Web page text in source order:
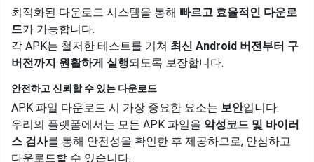
최적화된 다운로드 시스템을 통해 빠르고 효율적인 다운로
드가 가능합니다.
각 APK는 철저한 테스트를 거쳐 최신 Android 버전부터 구
버전까지 원활하게 실행되도록 보장합니다.
안전하고 신뢰할 수 있는 다운로드
APK 파일 다운로드 시 가장 중요한 요소는 보안입니다.
우리의 플랫폼에서는 모든 APK 파일을 악성코드 및 바이러
스 검사를 통해 안전성을 확인한 후 제공하므로, 안심하고
다운로드할 수 있습니다.